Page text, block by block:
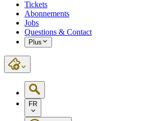
Tickets
Abonnements
Jobs
Questions & Contact
Plus
FR